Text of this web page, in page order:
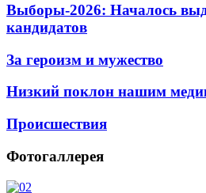
Выборы-2026: Началось
кандидатов
За героизм и мужество
Низкий поклон нашим
Происшествия
Фотогаллерея